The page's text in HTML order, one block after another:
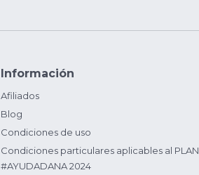
Información
Afiliados
Blog
Condiciones de uso
Condiciones particulares aplicables al PLAN
#AYUDADANA 2024